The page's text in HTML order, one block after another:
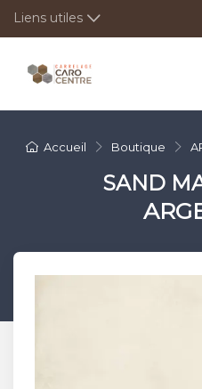
Liens utiles
Accueil Boutique
SAND